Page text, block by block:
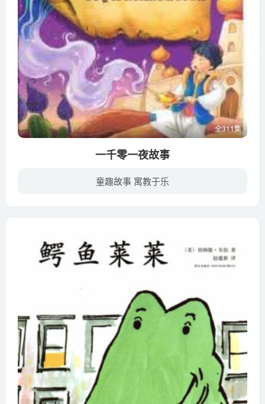
全311集
一千零一夜故事
童趣故事 寓教于乐